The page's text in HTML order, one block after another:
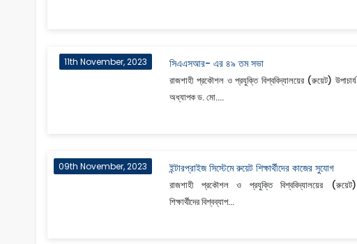
11th November, 2023 সিএএসআর- এর ৪৯ তম সভা
রাজশাহী প্রকৌশল ও প্রযুক্তি বিশ্ববিদ্যালয়ের (রুয়েট) উপাচার্য
অধ্যাপক ড. মো....
09th November, 2023 ইন্টারপ্রাইজ সিস্টেমে রুয়েট শিক্ষার্থীদের কাজের সুযোগ
রাজশাহী প্রকৌশল ও প্রযুক্তি বিশ্ববিদ্যালয়ের (রুয়েট)
শিক্ষার্থীদের বিশ্বব্যাপ...